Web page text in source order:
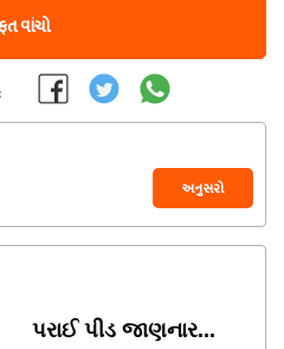
વાંચો
અનુસરો
પરાઈ પીડ જાણનાર...